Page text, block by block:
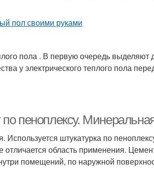
пола . В первую очередь выделяют
у электрического теплого пола
пеноплексу.
штукатурка по
отличается область применения.
помещений, по наружной